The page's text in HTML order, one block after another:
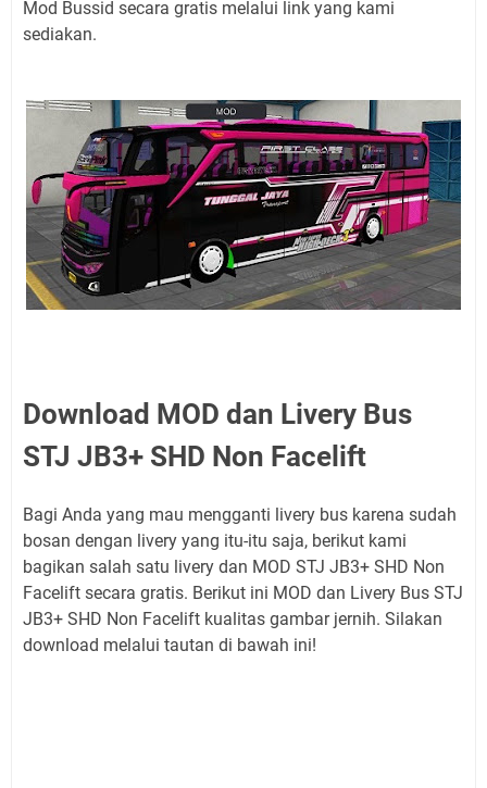
Mod Bussid secara gratis melalui link yang kami
sediakan.
Download MOD dan Livery Bus
STJ JB3+ SHD Non Facelift
Bagi Anda yang mau mengganti livery bus karena sudah
bosan dengan livery yang itu-itu saja, berikut kami
bagikan salah satu livery dan MOD STJ JB3+ SHD Non
Facelift secara gratis. Berikut ini MOD dan Livery Bus STJ
JB3+ SHD Non Facelift kualitas gambar jernih. Silakan
download melalui tautan di bawah ini!